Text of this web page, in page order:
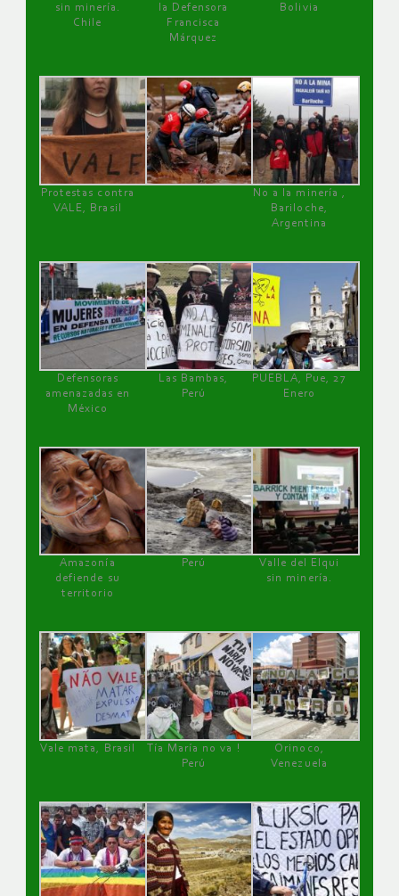
sin minería.
Chile
la Defensora
Francisca
Márquez
Bolivia
Protestas contra
VALE, Brasil
No a la minería ,
Bariloche,
Argentina
Defensoras
amenazadas en
México
Las Bambas,
Perú
PUEBLA, Pue, 27
Enero
Amazonía
defiende su
territorio
Perú
Valle del Elqui
sin minería.
Vale mata, Brasil
Tía María no va !
Perú
Orinoco,
Venezuela